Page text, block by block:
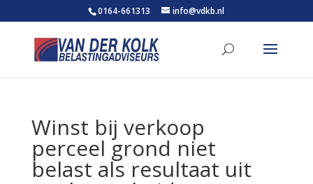
0164-661313 info@vdkb.nl
Winst bij verkoop
perceel grond niet
belast als resultaat uit